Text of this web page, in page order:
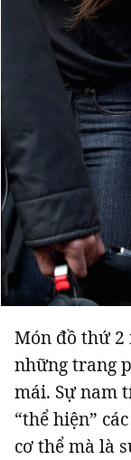
Món đồ thứ 2
những trang
mái. Sự nam
“thể hiện”
cơ thể mà là